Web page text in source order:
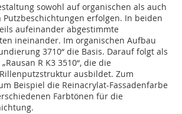
sowohl auf organischen als auch
erfolgen. In beiden
aufeinander abgestimmte
ineinander. Im organischen Aufbau
3710“ die Basis. Darauf folgt als
R K3 3510“, die die
ausbildet. Zum
Beispiel die Reinacrylat-Fassadenfarbe
Farbtönen für die